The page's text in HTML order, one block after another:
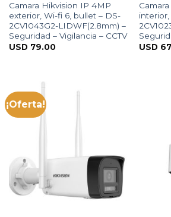
Camara Hikvision IP 4MP
exterior, Wi-fi 6, bullet – DS-
2CV1043G2-LIDWF(2.8mm) –
Seguridad – Vigilancia – CCTV
USD 79.00
USD
¡Oferta!